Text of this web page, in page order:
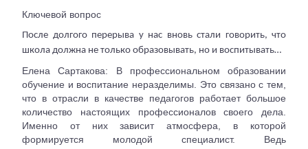
Ключевой вопрос
После долгого перерыва у нас вновь стали говорить, что
школа должна не только образовывать, но и воспитывать…
Елена Сартакова: В профессиональном образовании
обучение и воспитание неразделимы. Это связано с тем,
что в отрасли в качестве педагогов работает большое
количество настоящих профессионалов своего дела.
Именно от них зависит атмосфера, в которой
формируется молодой специалист. Ведь